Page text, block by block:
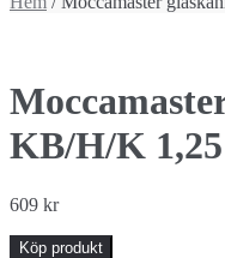
KB/H/K
609 kr
Köp produkt